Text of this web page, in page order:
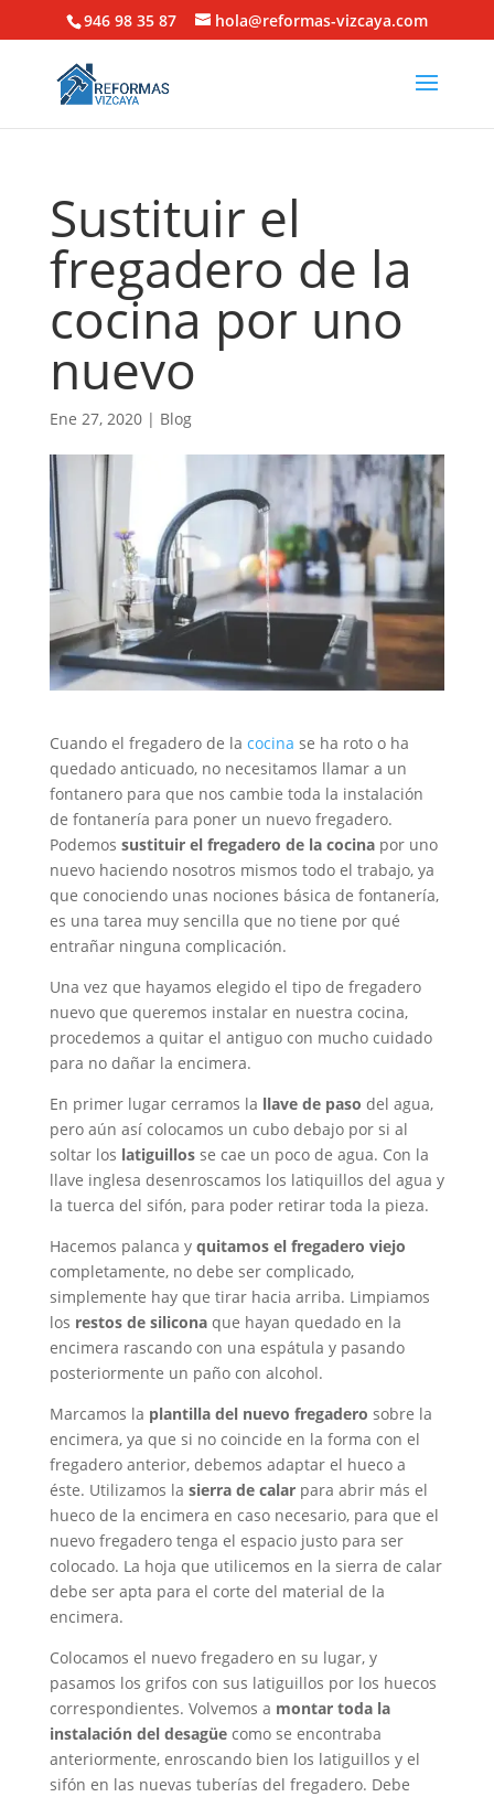
946 98 35 87 hola@reformas-vizcaya.com
Sustituir el
fregadero de la
cocina por uno
nuevo
Ene 27, 2020| Blog
Cuando el fregadero de la cocina se ha roto o ha
quedado anticuado, no necesitamos llamar a un
fontanero para que nos cambie toda la instalación
de fontanería para poner un nuevo fregadero.
Podemos sustituir el fregadero de la cocinapor uno
nuevo haciendo nosotros mismos todo el trabajo, ya
que conociendo unas nociones básica de fontanería,
es una tarea muy sencilla que no tiene por qué
entrañar ninguna complicación.
Una vez que hayamos elegido el tipo de fregadero
nuevo que queremos instalar en nuestra cocina,
procedemos a quitar el antiguo con mucho cuidado
para no dañar la encimera.
En primer lugar cerramos la llave de paso del agua,
pero aún así colocamos un cubo debajo por si al
soltar los latiguillosse cae un poco de agua. Con la
llave inglesa desenroscamos los latiquillos del agua y
la tuerca del sifón, para poder retirar toda la pieza.
Hacemos palanca y quitamos el fregadero viejo
completamente, no debe ser complicado,
simplemente hay que tirar hacia arriba. Limpiamos
los restos de siliconaque hayan quedado en la
encimera rascando con una espátula y pasando
posteriormente un paño con alcohol.
Marcamos la plantilla del nuevo fregadero sobre la
encimera, ya que si no coincide en la forma con el
fregadero anterior, debemos adaptar el hueco a
éste. Utilizamos la sierra de calarpara abrir más el
hueco de la encimera en caso necesario, para que el
nuevo fregadero tenga el espacio justo para ser
colocado. La hoja que utilicemos en la sierra de calar
debe ser apta para el corte del material de la
encimera.
Colocamos el nuevo fregadero en su lugar, y
pasamos los grifos con sus latiguillos por los huecos
correspondientes. Volvemos a montar toda la
instalación del desagüecomo se encontraba
anteriormente, enroscando bien los latiguillos y el
sifón en las nuevas tuberías del fregadero. Debe